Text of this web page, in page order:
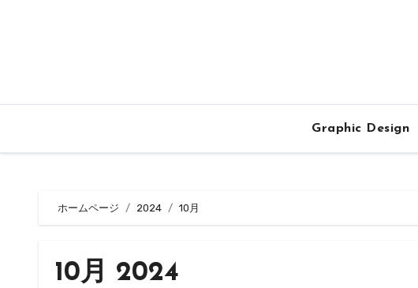
Graphic Design
ホームページ 2024 10月
10月 2024